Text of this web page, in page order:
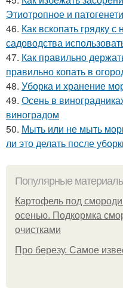
Этиотропное и
46. Как вскопать грядку
садоводства
47. Как правильно
правильно копать в
48. Уборка и хранение
49. Осень в
виноградом
50. Мыть или не мыть
ли это делать после
Популярные
Картофель под
осенью. Подкормка
очистками
Про березу. Самое